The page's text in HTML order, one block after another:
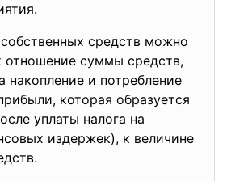
средств можно
отношение суммы средств,
накопление и потребление
которая образуется
уплаты налога на
издержек), к величине